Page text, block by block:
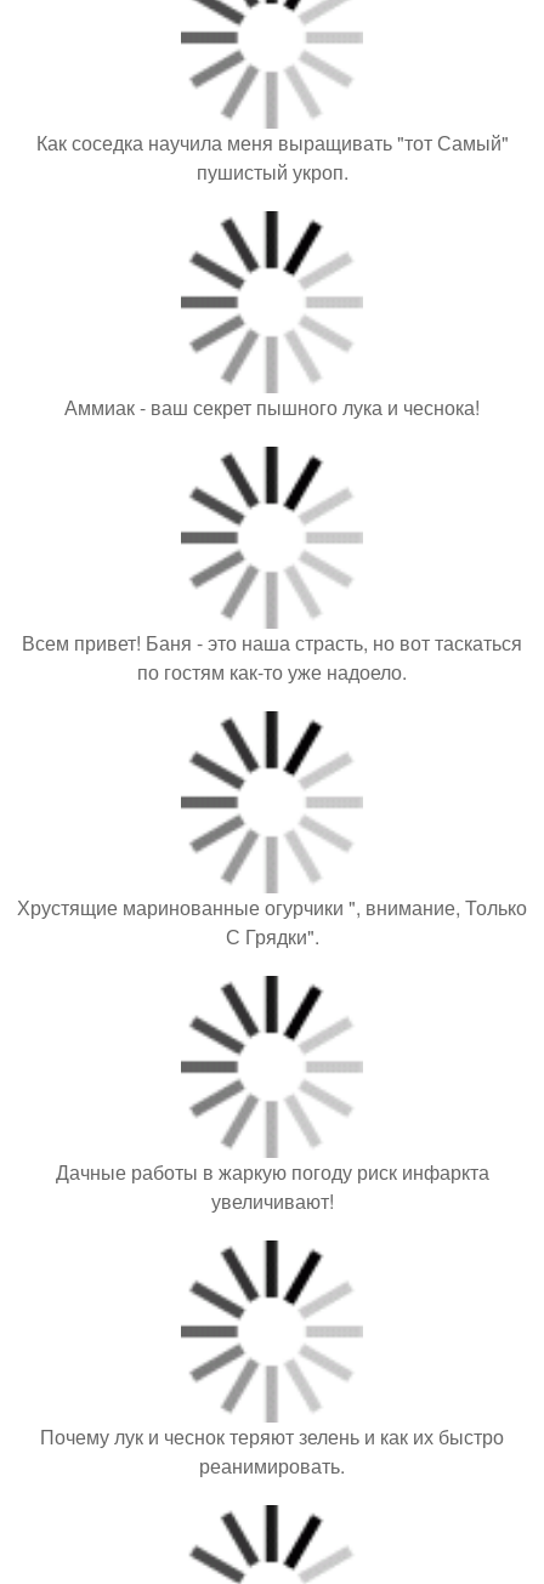
Как соседка научила меня выращивать "тот Самый"
пушистый укроп.
Аммиак - ваш секрет пышного лука и чеснока!
Всем привет! Баня - это наша страсть, но вот таскаться
по гостям как-то уже надоело.
Хрустящие маринованные огурчики ", внимание, Только
С Грядки".
Дачные работы в жаркую погоду риск инфаркта
увеличивают!
Почему лук и чеснок теряют зелень и как их быстро
реанимировать.